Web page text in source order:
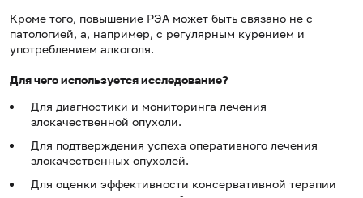
Кроме того, повышение РЭА может быть связано не с
патологией, а, например, с регулярным курением и
употреблением алкоголя.
Для чего используется исследование?
Для диагностики и мониторинга лечения
злокачественной опухоли.
Для подтверждения успеха оперативного лечения
злокачественных опухолей.
Для оценки эффективности консервативной терапии